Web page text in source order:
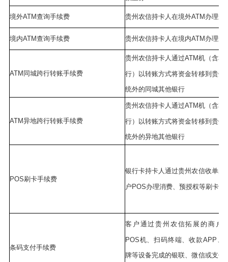
境外ATM查询手续费 贵州农信持卡人在境外ATM办理查
境内ATM查询手续费 贵州农信持卡人在境内ATM办理查
ATM同城跨行转账手续费
贵州农信持卡人通过ATM机（含本
行）以转账方式将资金转移到贵州
统外的同城其他银行
ATM异地跨行转账手续费
贵州农信持卡人通过ATM机（含本
行）以转账方式将资金转移到贵州
统外的异地其他银行
POS刷卡手续费
银行卡持卡人通过贵州农信收单的
户POS办理消费、预授权等刷卡业
条码支付手续费
客户通过贵州农信拓展的商户
POS机、扫码终端、收款APP、
牌等设备完成的银联、微信或支付